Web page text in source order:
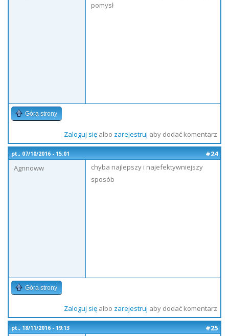
pomysł
Góra strony
Zaloguj sięalbo zarejestruj aby dodać komentarz
pt., 07/10/2016 - 15:01
#24
Agnnoww
chyba najlepszy i najefektywniejszy
sposób
Góra strony
Zaloguj sięalbo zarejestruj aby dodać komentarz
pt., 18/11/2016 - 19:13
#25